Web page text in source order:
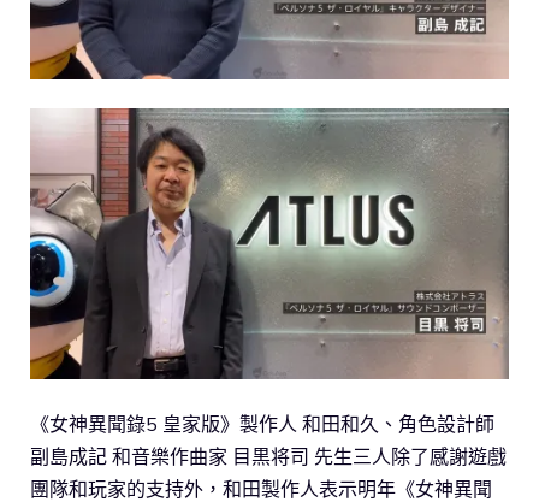
《女神異聞錄5 皇家版》製作人 和田和久、角色設計師
副島成記 和音樂作曲家 目黒将司 先生三人除了感謝遊戲
團隊和玩家的支持外，和田製作人表示明年《女神異聞